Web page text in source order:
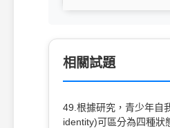
相關試題
49.根據研究，青少年自
identity)可區分為四種狀